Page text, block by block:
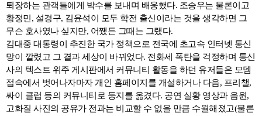
퇴장하는 관객들에게 박수를 보내며 배웅했다. 조승우는 물론이고
황정민, 설경구, 김윤석이 모두 학전 출신이라는 것을 생각하면 그
무슨 호사였나 싶지만, 어쨌든 그때는 그랬다.
김대중 대통령이 추진한 국가 정책으로 전국에 초고속 인터넷 통신
망이 깔렸고 그 결과 세상이 바뀌었다. 전화세 폭탄을 걱정하며 통신
사의 텍스트 위주 게시판에서 커뮤니티 활동을 하던 유저들은 모뎀
접속에서 벗어나자마자 개인 홈페이지를 개설하거나 다음, 프리챌,
싸이 클럽 등의 커뮤니티로 둥지를 옮겼다. 공연 실황 영상과 음원,
고화질 사진의 공유가 전과는 비교할 수 없을 만큼 수월해졌고(물론